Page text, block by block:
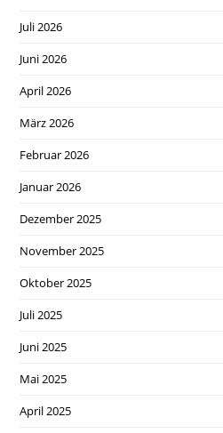
Juli 2026
Juni 2026
April 2026
März 2026
Februar 2026
Januar 2026
Dezember 2025
November 2025
Oktober 2025
Juli 2025
Juni 2025
Mai 2025
April 2025